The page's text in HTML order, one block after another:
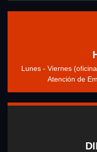
Lunes - Viernes
Atención de